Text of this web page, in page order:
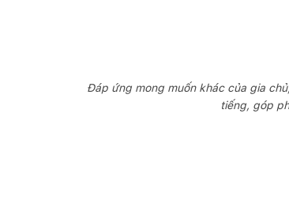
Đáp ứng mong muốn khác của gia
tiếng, góp